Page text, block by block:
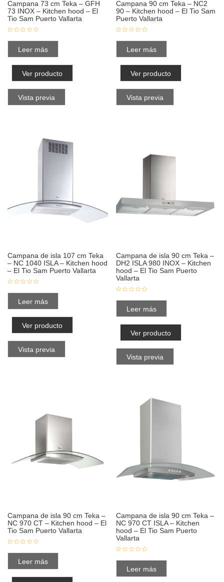
Campana 73 cm Teka – GFH
73 INOX – Kitchen hood – El
Tio Sam Puerto Vallarta
Leer más
Ver producto
Vista previa
Campana 90 cm Teka – NC2
90 – Kitchen hood – El Tio Sam
Puerto Vallarta
Leer más
Ver producto
Vista previa
Campana de isla 107 cm Teka
– NC 1040 ISLA – Kitchen hood
– El Tio Sam Puerto Vallarta
Leer más
Ver producto
Vista previa
Campana de isla 90 cm Teka –
DH2 ISLA 980 INOX – Kitchen
hood – El Tio Sam Puerto
Vallarta
Leer más
Ver producto
Vista previa
Campana de isla 90 cm Teka –
NC 970 CT – Kitchen hood – El
Tio Sam Puerto Vallarta
Leer más
Campana de isla 90 cm Teka –
NC 970 CT ISLA – Kitchen
hood – El Tio Sam Puerto
Vallarta
Leer más